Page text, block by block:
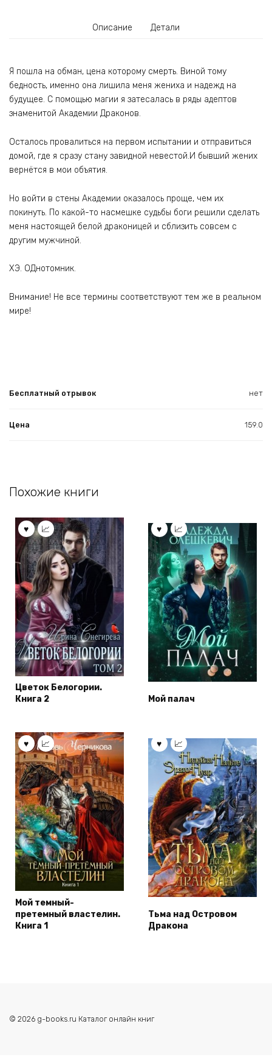
Описание Детали
Я пошла на обман, цена которому смерть. Виной тому
бедность, именно она лишила меня жениха и надежд на
будущее. С помощью магии я затесалась в ряды адептов
знаменитой Академии Драконов.
Осталось провалиться на первом испытании и отправиться
домой, где я сразу стану завидной невестой.И бывший жених
вернётся в мои объятия.
Но войти в стены Академии оказалось проще, чем их
покинуть. По какой-то насмешке судьбы боги решили сделать
меня настоящей белой драконицей и сблизить совсем с
другим мужчиной.
ХЭ. ОДнотомник.
Внимание! Не все термины соответствуют тем же в реальном
мире!
Бесплатный отрывок нет
Цена 159.0
Похожие книги
Цветок Белогории.
Книга 2
Мой палач
Мой темный-
претемный властелин.
Книга 1
Тьма над Островом
Дракона
© 2026 g-books.ru Каталог онлайн книг